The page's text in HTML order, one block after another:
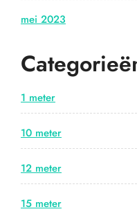
mei 2023
1 meter
10 meter
12 meter
15 meter